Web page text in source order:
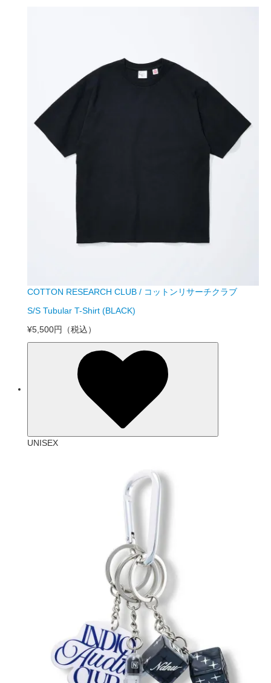
COTTON RESEARCH CLUB / コットンリサーチクラブ
S/S Tubular T-Shirt (BLACK)
¥5,500円
（税込）
UNISEX